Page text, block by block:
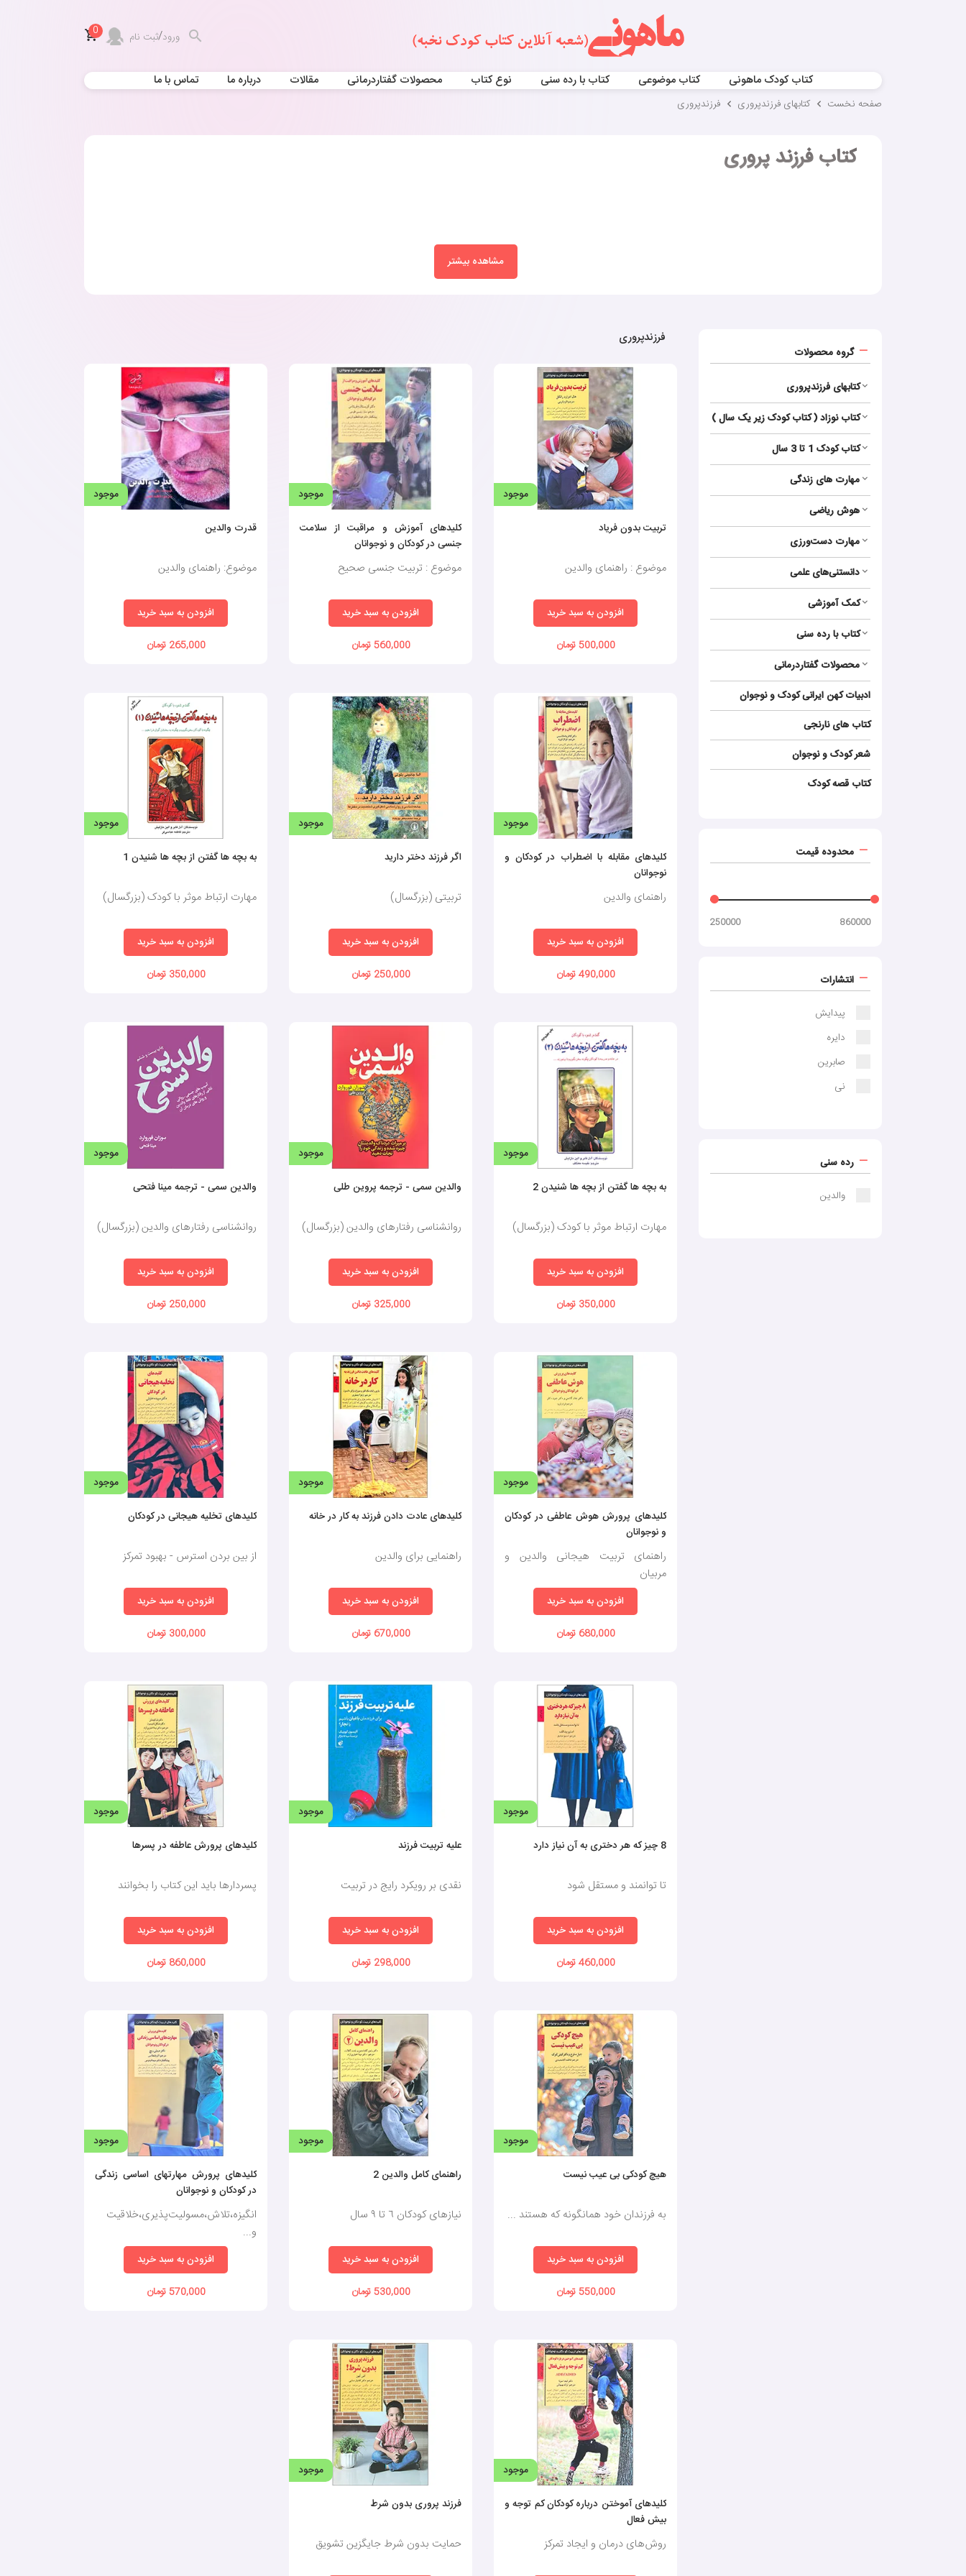
ورود/ثبت نام 0
کتاب کودک ماهونی کتاب موضوعی کتاب با رده سنی نوع کتاب محصولات گفتاردرمانی مقالات درباره ما تماس با ما
صفحه نخست کتابهای فرزندپروری فرزندپروری
کتاب فرزند پروری
مشاهده بیشتر
گروه محصولات
کتابهای فرزندپروری
کتاب نوزاد ( کتاب کودک زیر یک سال )
کتاب کودک 1 تا 3 سال
مهارت های زندگی
هوش ریاضی
مهارت‌ دست‌ورزی
دانستنی‌های علمی
کمک آموزشی
کتاب با رده سنی
محصولات گفتاردرمانی
ادبیات کهن ایرانی کودک و نوجوان
کتاب‌ های نارنجی
شعر کودک و نوجوان
کتاب قصه کودک
محدوده قیمت
860000
250000
انتشارات
پیدایش
دایره
صابرین
نی
رده سنی
والدین
فرزندپروری
موجود
تربیت بدون فریاد
موضوع : راهنمای والدین
افزودن به سبد خرید
500,000 تومان
موجود
کلیدهای آموزش و مراقبت از سلامت
جنسی در کودکان و نوجوانان
موضوع : تربیت جنسی صحیح
افزودن به سبد خرید
560,000 تومان
موجود
قدرت والدین
موضوع: راهنمای والدین
افزودن به سبد خرید
265,000 تومان
موجود
کلیدهای مقابله با اضطراب در کودکان و
نوجوانان
راهنمای والدین
افزودن به سبد خرید
490,000 تومان
موجود
اگر فرزند دختر دارید
تربیتی (بزرگسال)
افزودن به سبد خرید
250,000 تومان
موجود
به بچه ها گفتن از بچه ها شنیدن 1
مهارت ارتباط موثر با کودک (بزرگسال)
افزودن به سبد خرید
350,000 تومان
موجود
به بچه ها گفتن از بچه ها شنیدن 2
مهارت ارتباط موثر با کودک (بزرگسال)
افزودن به سبد خرید
350,000 تومان
موجود
والدین سمی - ترجمه پروین طلی
روانشناسی رفتارهای والدین (بزرگسال)
افزودن به سبد خرید
325,000 تومان
موجود
والدین سمی - ترجمه مینا فتحی
روانشناسی رفتارهای والدین (بزرگسال)
افزودن به سبد خرید
250,000 تومان
موجود
کلیدهای پرورش هوش عاطفی در کودکان
و نوجوانان
راهنمای تربیت هیجانی والدین و
مربیان
افزودن به سبد خرید
680,000 تومان
موجود
کلیدهای عادت دادن فرزند به کار در خانه
راهنمایی برای والدین
افزودن به سبد خرید
670,000 تومان
موجود
کلیدهای تخلیه هیجانی در کودکان
از بین بردن استرس - بهبود تمرکز
افزودن به سبد خرید
300,000 تومان
موجود
8 چیز که هر دختری به آن نیاز دارد
تا توانمند و مستقل شود
افزودن به سبد خرید
460,000 تومان
موجود
علیه تربیت فرزند
نقدی بر رویکرد رایج در تربیت
افزودن به سبد خرید
298,000 تومان
موجود
کلیدهای پرورش عاطفه در پسرها
پسردارها باید این کتاب را بخوانند
افزودن به سبد خرید
860,000 تومان
موجود
هیچ کودکی بی عیب نیست
به فرزندان خود همانگونه که هستند ...
افزودن به سبد خرید
550,000 تومان
موجود
راهنمای کامل والدین 2
نیازهای کودکان ٦ تا ٩ سال
افزودن به سبد خرید
530,000 تومان
موجود
کلیدهای پرورش مهارتهای اساسی زندگی
در کودکان و نوجوانان
انگیزه،تلاش،مسولیت‌پذیری،خلاقیت
و...
افزودن به سبد خرید
570,000 تومان
موجود
کلیدهای آموختن درباره کودکان کم توجه و
بیش فعال
روش‌های درمان و ایجاد تمرکز
موجود
فرزند پروری بدون شرط
حمایت بدون شرط جایگزین تشویق